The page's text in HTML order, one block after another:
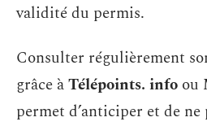
validité du permis.
Consulter régulièrement
grâce àTélépoints. info ou
permet d’anticiper et de ne